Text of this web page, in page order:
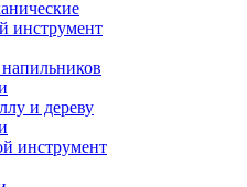
инструмент
и дереву
инструмент